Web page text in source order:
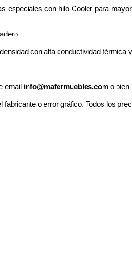
especiales con hilo Cooler para
con alta conductividad térmica
email info@mafermuebles.com o bien
o error gráfico. Todos los